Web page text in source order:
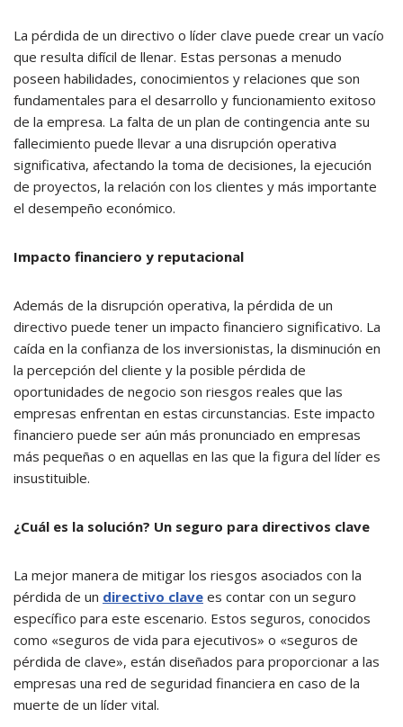
La pérdida de un directivo o líder clave puede crear un vacío
que resulta difícil de llenar. Estas personas a menudo
poseen habilidades, conocimientos y relaciones que son
fundamentales para el desarrollo y funcionamiento exitoso
de la empresa. La falta de un plan de contingencia ante su
fallecimiento puede llevar a una disrupción operativa
significativa, afectando la toma de decisiones, la ejecución
de proyectos, la relación con los clientes y más importante
el desempeño económico.
Impacto financiero y reputacional
Además de la disrupción operativa, la pérdida de un
directivo puede tener un impacto financiero significativo. La
caída en la confianza de los inversionistas, la disminución en
la percepción del cliente y la posible pérdida de
oportunidades de negocio son riesgos reales que las
empresas enfrentan en estas circunstancias. Este impacto
financiero puede ser aún más pronunciado en empresas
más pequeñas o en aquellas en las que la figura del líder es
insustituible.
¿Cuál es la solución? Un seguro para directivos clave
La mejor manera de mitigar los riesgos asociados con la
pérdida de un directivo clave es contar con un seguro
específico para este escenario. Estos seguros, conocidos
como «seguros de vida para ejecutivos» o «seguros de
pérdida de clave», están diseñados para proporcionar a las
empresas una red de seguridad financiera en caso de la
muerte de un líder vital.